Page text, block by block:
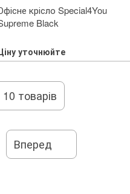
крісло Special4You
Black
уточнюйте
товарів
Вперед